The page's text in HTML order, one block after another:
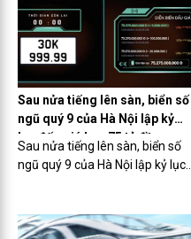
thứ 2 liên tiếp
Sau nửa tiếng lên sàn, biển số
ngũ quý 9 của Hà Nội lập kỷ
lục đấu giá hơn 75 tỷ đồng
Sau nửa tiếng lên sàn, biển số
ngũ quý 9 của Hà Nội lập kỷ lục